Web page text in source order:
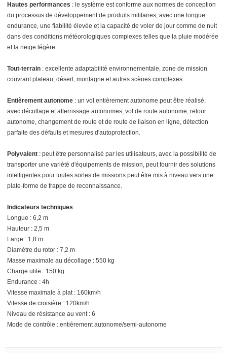
Hautes performances : le système est conforme aux normes de conception
du processus de développement de produits militaires, avec une longue
endurance, une fiabilité élevée et la capacité de voler de jour comme de nuit
dans des conditions météorologiques complexes telles que la pluie modérée
et la neige légère.
Tout-terrain : excellente adaptabilité environnementale, zone de mission
couvrant plateau, désert, montagne et autres scènes complexes.
Entièrement autonome : un vol entièrement autonome peut être réalisé,
avec décollage et atterrissage autonomes, vol de route autonome, retour
autonome, changement de route et de route de liaison en ligne, détection
parfaite des défauts et mesures d'autoprotection.
Polyvalent : peut être personnalisé par les utilisateurs, avec la possibilité de
transporter une variété d'équipements de mission, peut fournir des solutions
intelligentes pour toutes sortes de missions peut être mis à niveau vers une
plate-forme de frappe de reconnaissance.
Indicateurs techniques
Longue : 6,2 m
Hauteur : 2,5 m
Large : 1,8 m
Diamètre du rotor : 7,2 m
Masse maximale au décollage : 550 kg
Charge utile : 150 kg
Endurance : 4h
Vitesse maximale à plat : 160km/h
Vitesse de croisière : 120km/h
Niveau de résistance au vent : 6
Mode de contrôle : entièrement autonome/semi-autonome